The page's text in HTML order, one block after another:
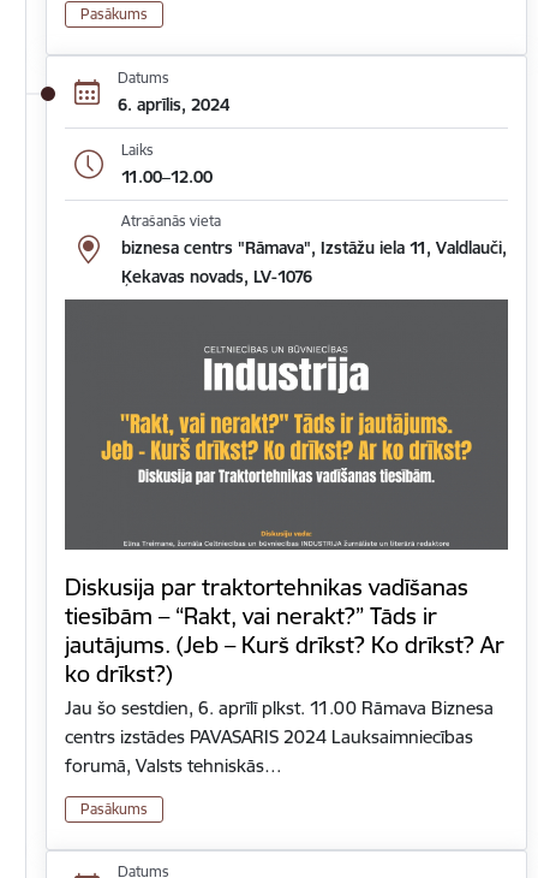
Pasākums
Datums
6. aprīlis, 2024
Laiks
11.00–12.00
Atrašanās vieta
biznesa centrs "Rāmava", Izstāžu iela 11, Valdlauči,
Ķekavas novads, LV-1076
Diskusija par traktortehnikas vadīšanas
tiesībām​ – “Rakt, vai nerakt?” Tāds ir
jautājums. (Jeb – Kurš drīkst? Ko drīkst? Ar
ko drīkst?)
Jau šo sestdien, 6. aprīlī plkst. 11.00 Rāmava Biznesa
centrs izstādes PAVASARIS 2024 Lauksaimniecības
forumā, Valsts tehniskās…
Pasākums
Datums